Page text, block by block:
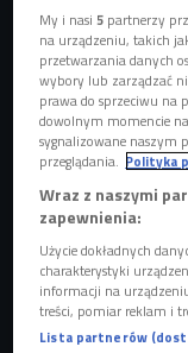
Zdjęcie ilustracyjne Foto:
- W teorii
to tak, że często
takich przypadkach
bardzo dobrej
wchodzeniu w
My i nasi5 partnerzy
na urządzeniu, takich
przetwarzania danych
wybory lub zarządzać
prawa do sprzeciwu na
dowolnym momencie
sygnalizowane naszym
przeglądania. Polityka
Wraz z naszymi
zapewnienia:
Użycie dokładnych
charakterystyki
informacji na
treści, pomiar reklam i
Lista partnerów